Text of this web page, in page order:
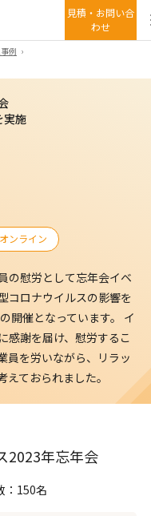
見積・お問い合
わせ
例
実施
オンライン
の慰労として忘年会イベ
コロナウイルスの影響を
開催となっています。 イ
感謝を届け、慰労するこ
員を労いながら、リラッ
ておられました。
2023年忘年会
150名